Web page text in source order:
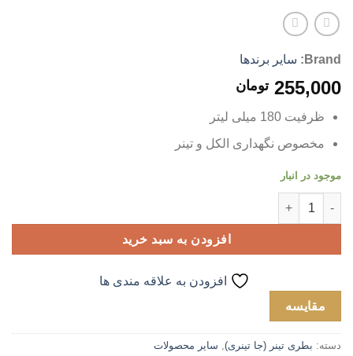
Brand: سایر برندها
255,000 تومان
ظرفیت 180 میلی لیتر
مخصوص نگهداری الکل و تینر
موجود در انبار
جاتینری پمپی 180 میلی لیتر عدد
افزودن به سبد خرید
افزودن به علاقه مندی ها
مقایسه
دسته:بطری تینر (جا تینری),سایر محصولات